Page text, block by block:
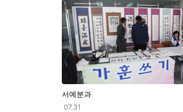
서예분과
등록일
07.31